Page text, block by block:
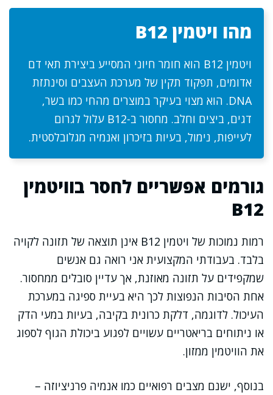
מהו ויטמין B12
ויטמין B12 הוא חומר חיוני המסייע ביצירת תאי דם
אדומים, תפקוד תקין של מערכת העצבים וסינתזת
DNA. הוא מצוי בעיקר במוצרים מהחי כמו בשר,
דגים, ביצים וחלב. מחסור ב-B12 עלול לגרום
לעייפות, נימול, בעיות בזיכרון ואנמיה מגלובלסטית.
גורמים אפשריים לחסר בוויטמין
B12
רמות נמוכות של ויטמין B12 אינן תוצאה של תזונה לקויה
בלבד. בעבודתי המקצועית אני רואה גם אנשים
שמקפידים על תזונה מאוזנת, אך עדיין סובלים ממחסור.
אחת הסיבות הנפוצות לכך היא בעיית ספיגה במערכת
העיכול. לדוגמה, דלקת כרונית בקיבה, בעיות במעי הדק
או ניתוחים בריאטריים עשויים לפגוע ביכולת הגוף לספוג
את הוויטמין ממזון.
בנוסף, ישנם מצבים רפואיים כמו אנמיה פרניציוזה –